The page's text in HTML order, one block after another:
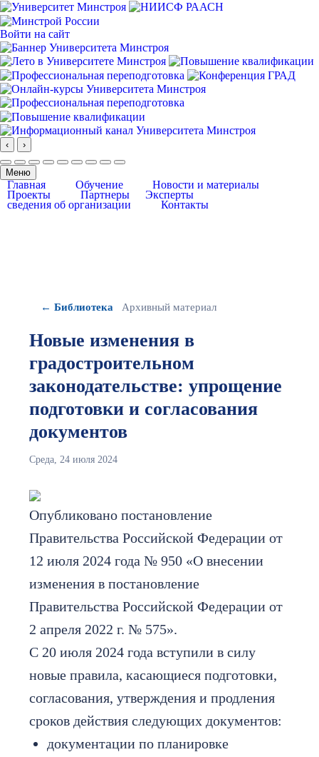
Войти на сайт
‹ ›
Меню
Главная Обучение
Новости и материалы
Проекты
Партнеры
Эксперты
сведения об организации
Контакты
← Библиотека Архивный материал
Новые изменения в
градостроительном
законодательстве: упрощение
подготовки и согласования
документов
Среда, 24 июля 2024
Опубликовано постановление
Правительства Российской Федерации от
12 июля 2024 года № 950 «О внесении
изменения в постановление
Правительства Российской Федерации от
2 апреля 2022 г. № 575».
С 20 июля 2024 года вступили в силу
новые правила, касающиеся подготовки,
согласования, утверждения и продления
сроков действия следующих документов:
документации по планировке